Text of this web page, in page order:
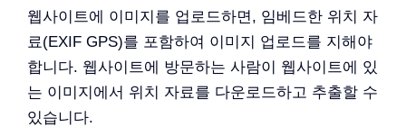
웹사이트에 이미지를 업로드하면, 임베드한 위치 자
료(EXIF GPS)를 포함하여 이미지 업로드를 지해야
합니다. 웹사이트에 방문하는 사람이 웹사이트에 있
는 이미지에서 위치 자료를 다운로드하고 추출할 수
있습니다.